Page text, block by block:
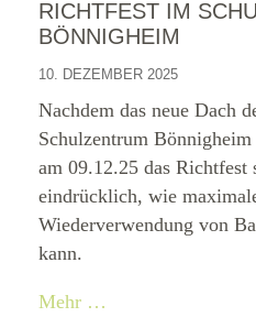
RICHTFEST IM
BÖNNIGHEIM
10. DEZEMBER 2025
Nachdem das neue Dach
Schulzentrum
am 09.12.25 das
eindrücklich, wie
Wiederverwendung von
kann.
Mehr …